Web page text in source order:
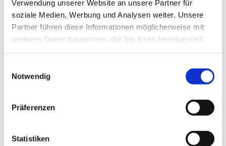
Verwendung unserer Website an unsere Partner für
soziale Medien, Werbung und Analysen weiter. Unsere
Partner führen diese Informationen möglicherweise mit
weiteren Daten zusammen, die Sie ihnen bereitgestellt
Notwendig
Präferenzen
Statistiken
Gebet für Sie, uvm.